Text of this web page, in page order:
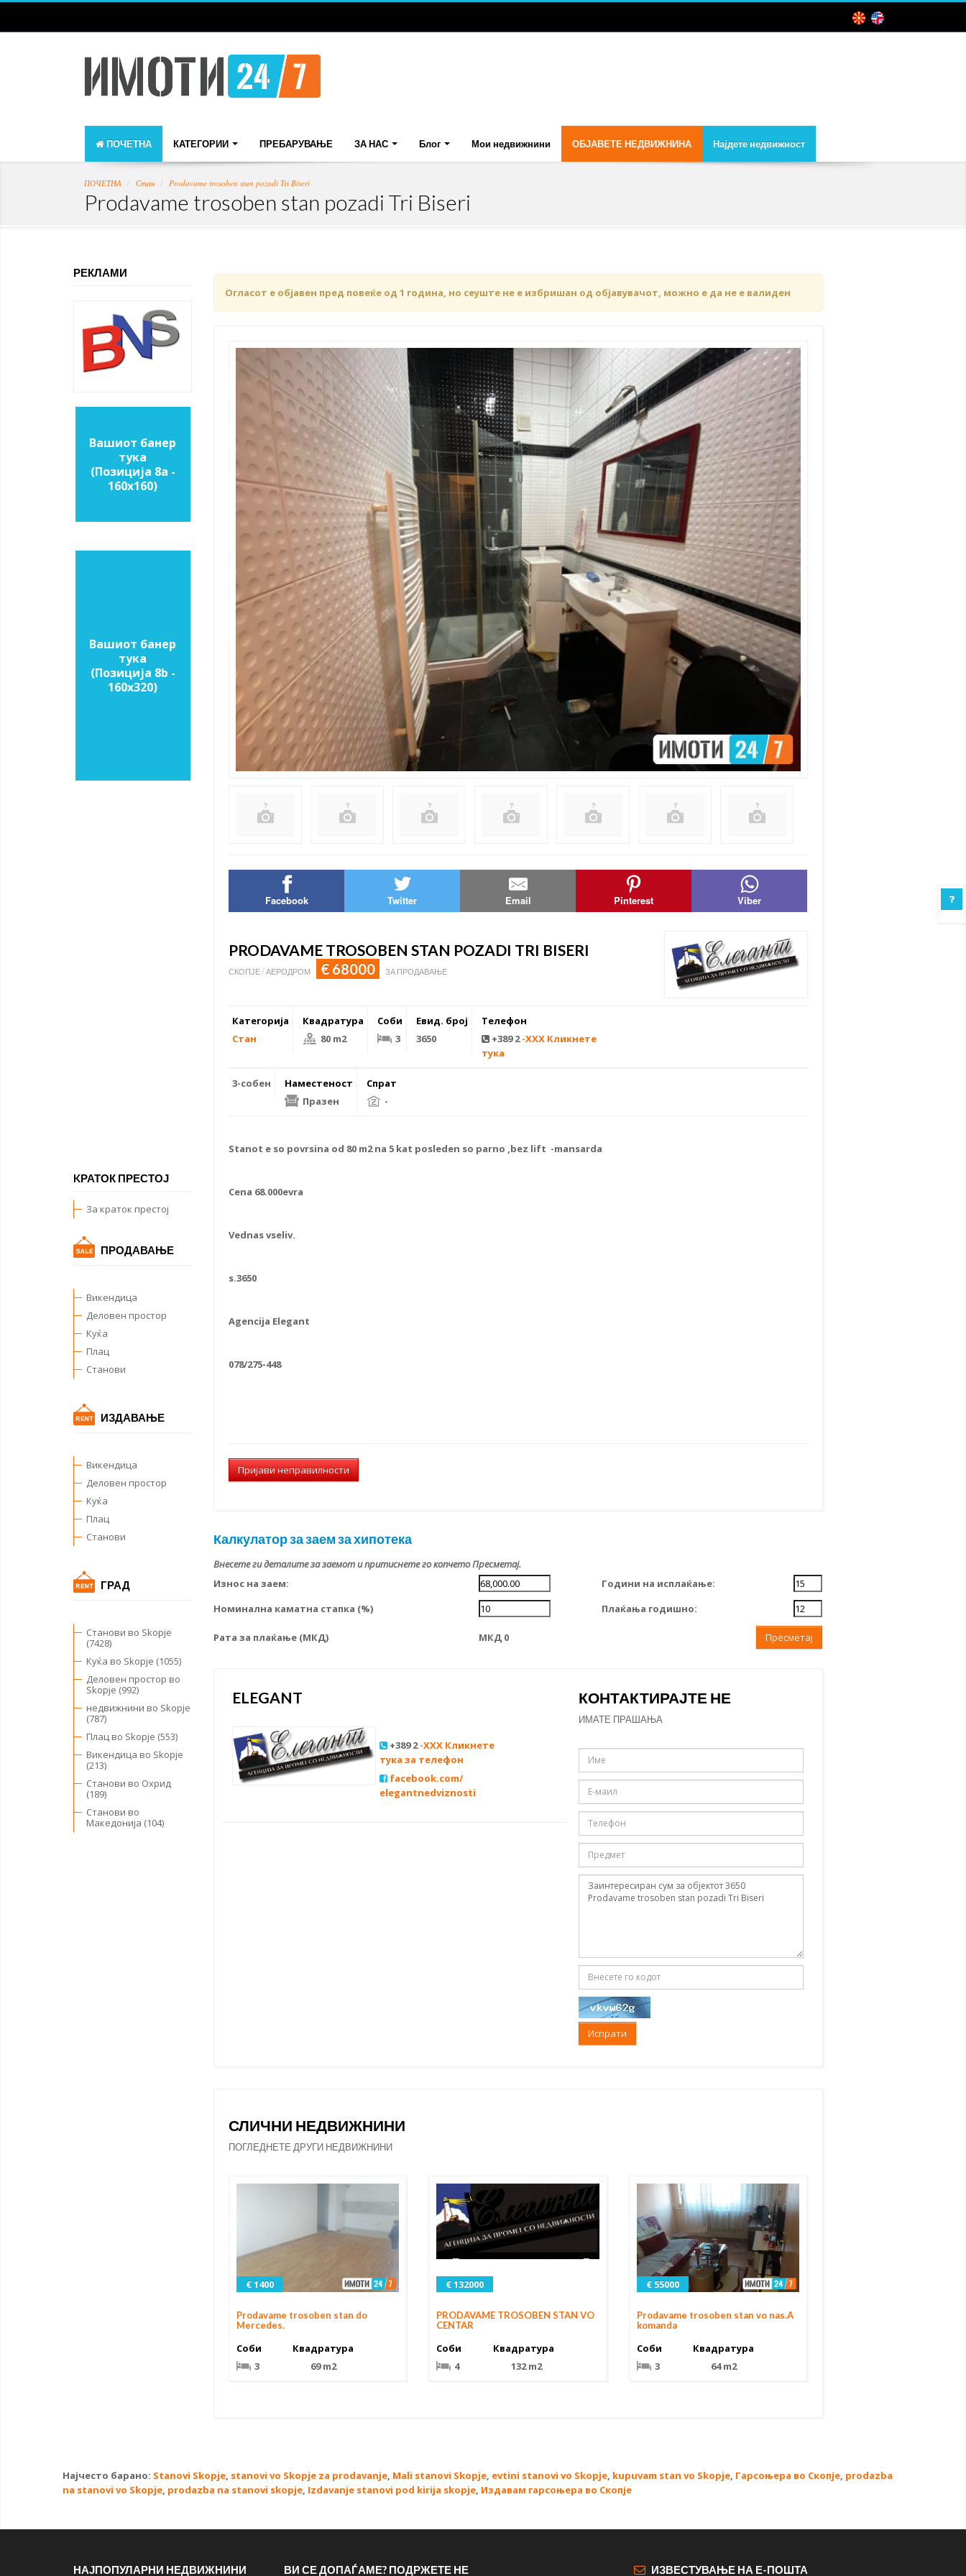
ПОЧЕТНА КАТЕГОРИИ ПРЕБАРУВАЊЕ ЗА НАС Блог Мои недвижнини ОБЈАВЕТЕ НЕДВИЖНИНА Најдете недвижност
ПОЧЕТНА Стан Prodavame trosoben stan pozadi Tri Biseri
Prodavame trosoben stan pozadi Tri Biseri
РЕКЛАМИ
Вашиот банер
тука
(Позиција 8a -
160х160)
Вашиот банер
тука
(Позиција 8b -
160х320)
KРАТОК ПРЕСТОЈ
За краток престој
ПРОДАВАЊЕ
Викендица
Деловен простор
Куќа
Плац
Станови
ИЗДАВАЊЕ
Викендица
Деловен простор
Куќа
Плац
Станови
ГРАД
Станови во Skopje
(7428)
Куќа во Skopje (1055)
Деловен простор во
Skopje (992)
недвижнини во Skopje
(787)
Плац во Skopje (553)
Викендица во Skopje
(213)
Станови во Охрид
(189)
Станови во
Македонија (104)
Огласот е објавен пред повеќе од 1 година, но сеуште не е избришан од објавувачот, можно е да не е валиден
Facebook Twitter Email Pinterest Viber
PRODAVAME TROSOBEN STAN POZADI TRI BISERI
СКОПЈЕ / АЕРОДРОМ € 68000 ЗА ПРОДАВАЊЕ
Категорија
Стан
Квадратура
80 m2
Соби
3
Евид. број
3650
Телефон
+389 2-XXX Кликнете
тука
3-собен
Наместеност
Празен
Спрат
-
Stanot e so povrsina od 80 m2 na 5 kat posleden so parno ,bez lift -mansarda
Cena 68.000evra
Vednas vseliv.
s.3650
Agencija Elegant
078/275-448
Пријави неправилности
Калкулатор за заем за хипотека
Внесете ги деталите за заемот и притиснете го копчето Пресметај.
Износ на заем:
Години на исплаќање:
Номинална каматна стапка (%)
Плаќања годишно:
Рата за плаќање (МКД) МКД 0 Пресметај
ELEGANT
+389 2-XXX Кликнете
тука за телефон
facebook.com/
elegantnedviznosti
КОНТАКТИРАЈТЕ НЕ
ИМАТЕ ПРАШАЊА
Испрати
СЛИЧНИ НЕДВИЖНИНИ
ПОГЛЕДНЕТЕ ДРУГИ НЕДВИЖНИНИ
€ 1400
Prodavame trosoben stan do
Mercedes.
Соби
3
Квадратура
69 m2
€ 132000
PRODAVAME TROSOBEN STAN VO
CENTAR
Соби
4
Квадратура
132 m2
€ 55000
Prodavame trosoben stan vo nas.A
komanda
Соби
3
Квадратура
64 m2
Најчесто барано: Stanovi Skopje, stanovi vo Skopje za prodavanje, Mali stanovi Skopje, evtini stanovi vo Skopje, kupuvam stan vo Skopje, Гарсоњера во Скопје, prodazba
na stanovi vo Skopje, prodazba na stanovi skopje, Izdavanje stanovi pod kirija skopje, Издавам гарсоњера во Скопје
НАЈПОПУЛАРНИ НЕДВИЖНИНИ ВИ СЕ ДОПАЃАМЕ? ПОДРЖЕТЕ НЕ ИЗВЕСТУВАЊЕ НА Е-ПОШТА